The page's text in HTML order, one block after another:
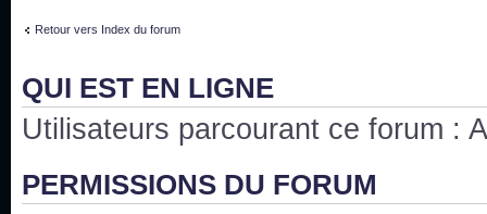
Retour vers Index du forum
QUI EST EN LIGNE
Utilisateurs parcourant ce forum :
PERMISSIONS DU FORUM